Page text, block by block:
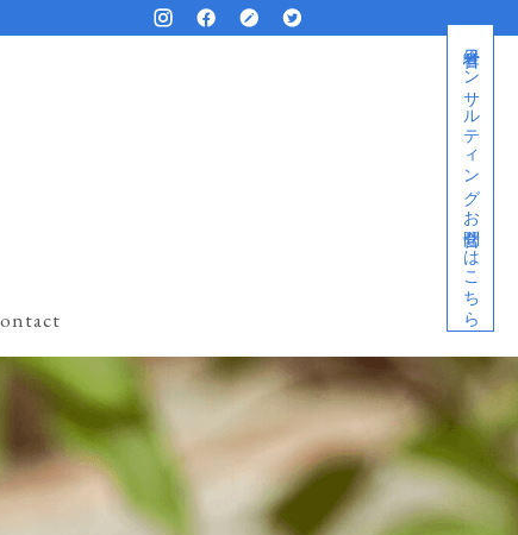
経営者コンサルティングお問合せはこちら